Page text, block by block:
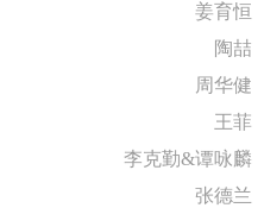
姜育恒
陶喆
周华健
王菲
李克勤&谭咏麟
张德兰